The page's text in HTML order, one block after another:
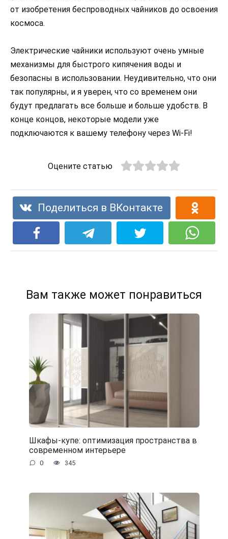
от изобретения беспроводных чайников до освоения
космоса.
Электрические чайники используют очень умные
механизмы для быстрого кипячения воды и
безопасны в использовании. Неудивительно, что они
так популярны, и я уверен, что со временем они
будут предлагать все больше и больше удобств. В
конце концов, некоторые модели уже
подключаются к вашему телефону через Wi-Fi!
Оцените статью
Поделиться в ВКонтакте
Вам также может понравиться
Шкафы-купе: оптимизация пространства в
современном интерьере
0 345